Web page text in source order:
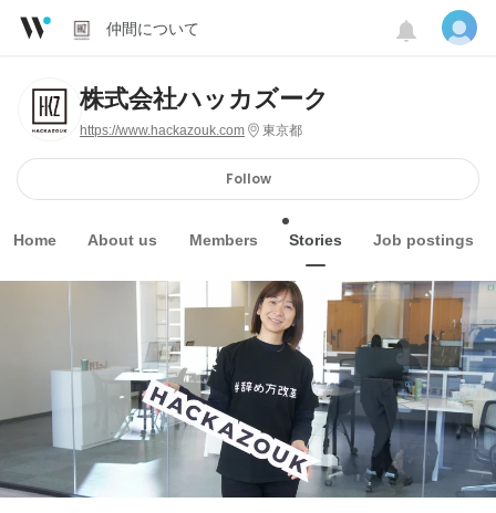
仲間について
株式会社ハッカズーク
https://www.hackazouk.com 東京都
Follow
Home About us Members Stories Job postings